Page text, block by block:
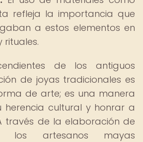
refleja la importancia que
a estos elementos en
rituales.
de los antiguos
de joyas tradicionales es
de arte; es una manera
herencia cultural y honrar a
través de la elaboración de
los artesanos mayas